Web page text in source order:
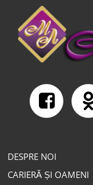
DESPRE NOI
CARIERĂ ȘI OAMENI